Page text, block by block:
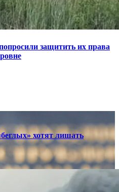
защитить их права
хотят лишать